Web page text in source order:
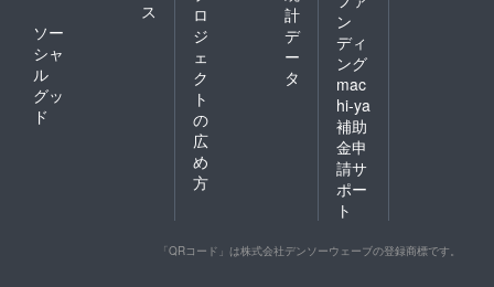
ス
ソー
シャ
ル
グッ
ド
ロ
ジ
ェ
ク
ト
の
広
め
方
計
デ
ー
タ
ン
ディ
ング
mac
hi-ya
補助
金申
請サ
ポー
ト
「QRコード」は株式会社デンソーウェーブの登録商標です。